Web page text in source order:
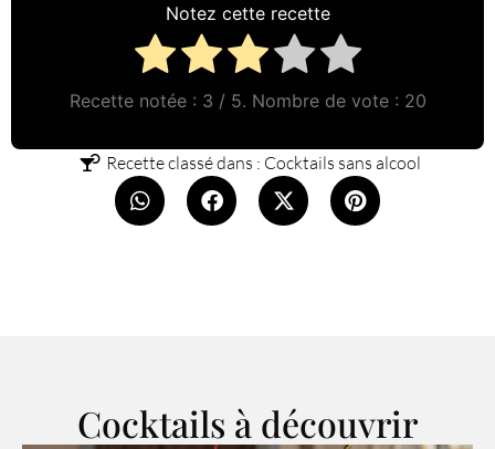
Notez cette recette
Recette notée : 3 / 5. Nombre de vote : 20
Recette classé dans : Cocktails sans alcool
Cocktails à découvrir